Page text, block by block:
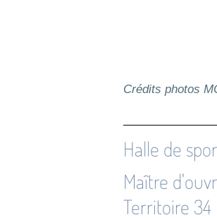
Crédits photos
Halle de
Maître
Territoire 34